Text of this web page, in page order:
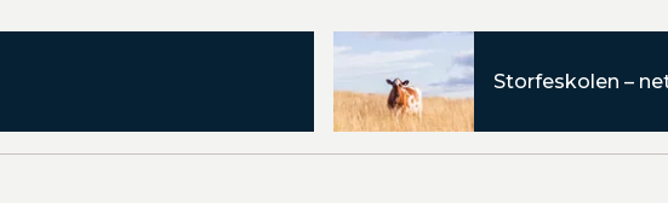
Storfeskolen –